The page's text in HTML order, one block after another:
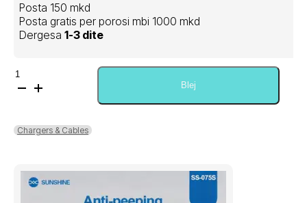
Posta 150 mkd
Posta gratis per porosi mbi 1000 mkd
Dergesa 1-3 dite
Sasi
Remax
to
1.2m
66w
Blej
Chargers & Cables